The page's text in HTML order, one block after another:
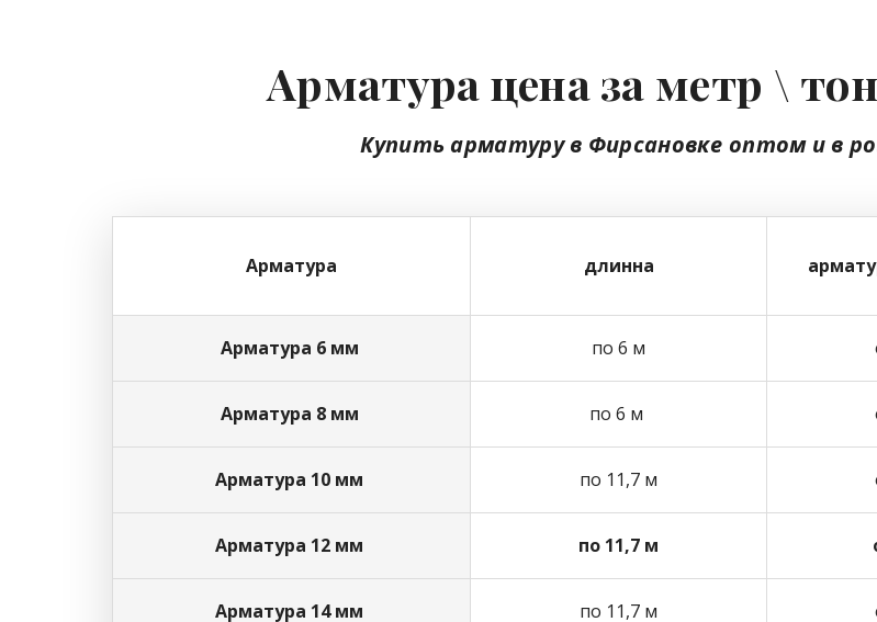
Арматура цена за метр \
Купить арматуру в Фирсановке оптоми в
Арматура длинна
Арматура 6 мм по 6 м
Арматура 8 мм по 6 м
Арматура 10 мм по 11,7 м
Арматура 12 мм по 11,7 м
Арматура 14 мм по 11,7 м